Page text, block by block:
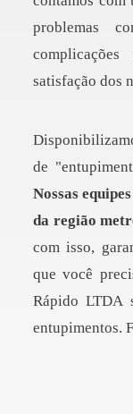
problemas
satisfação dos
de
Nossas
da região
com isso,
que você
Rápido
entupimentos.